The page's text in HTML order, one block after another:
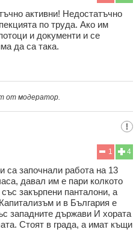
активни! Недостатъчно
по труда. Ако им
и документи и се
да са така.
от модератор.
4
1
започнали работа на 13
давал им е пари колкото
закърпени панталони, а
и в България е
западните държави И хората
Стоят в града, а имат къщи